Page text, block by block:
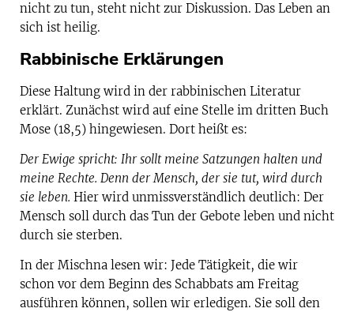
nicht zu tun, steht nicht zur Diskussion. Das Leben an
sich ist heilig.
Rabbinische Erklärungen
Diese Haltung wird in der rabbinischen Literatur
erklärt. Zunächst wird auf eine Stelle im dritten Buch
Mose (18,5) hingewiesen. Dort heißt es:
Der Ewige spricht: Ihr sollt meine Satzungen halten und
meine Rechte. Denn der Mensch, der sie tut, wird durch
sie leben. Hier wird unmissverständlich deutlich: Der
Mensch soll durch das Tun der Gebote leben und nicht
durch sie sterben.
In der Mischna lesen wir: Jede Tätigkeit, die wir
schon vor dem Beginn des Schabbats am Freitag
ausführen können, sollen wir erledigen. Sie soll den